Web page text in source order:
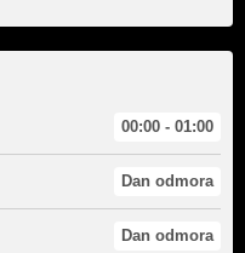
00:00 - 01:00
Dan odmora
Dan odmora